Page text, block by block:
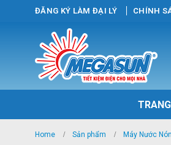
ĐĂNG KÝ LÀM ĐẠI LÝ CHÍNH
Home Sản phẩm Máy Nước